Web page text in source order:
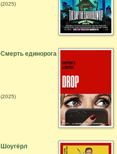
(2025)
Смерть единорога
(2025)
Шоугёрл